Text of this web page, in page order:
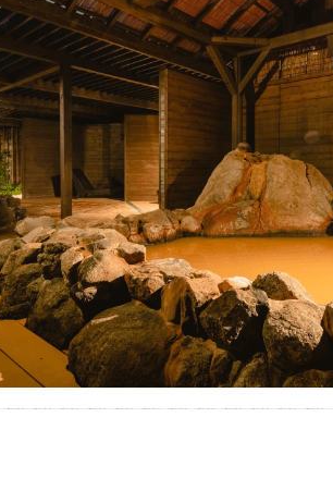
ほぐれたら、次は占
お話しして、心もほ
せんか？